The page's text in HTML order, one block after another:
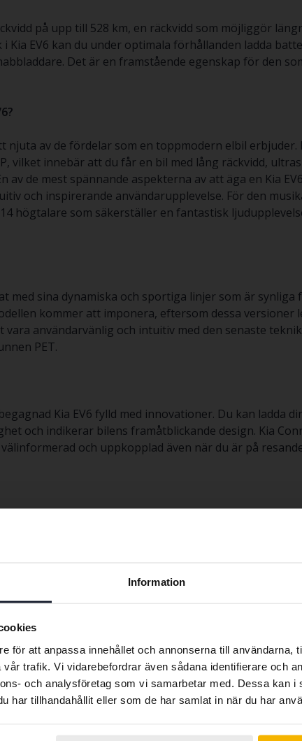
Information
för att anpassa innehållet och annonserna till användarna,
trafik. Vi vidarebefordrar även sådana identifierare och
och analysföretag som vi samarbetar med. Dessa kan i
har tillhandahållit eller som de har samlat in när du har
på upp till 528 km, en räckvidd som möjliggör
Kia EV6 kan du under optimala förhållanden ladda
Det är en framstående egenskap för den
njuta av de fördelar som en toppmodern elbil erbjuder.
vilket innebär att du får en bil med lång räckvidd,
av de mest spännande aspekterna av att äga en Kia
och inspirerande användarupplevelse. För den
högtalare som säkerställer en fantastisk
med sina dynamiska och sportiga linjer som är
kommer att imponera, eftersom dessa versioner
användarvänlig och intuitiv med den senaste
PET.
Kia EV6 fylld med innovationer. Du kan ladda
och indikerar bilens framåtblickande design. Kia
och uppkopplad även när du är på
är en begagnad Kia EV6 GT ett lämpligare val.
basmodellen men med en ännu sportigare känsla
du får en bil som fokuserar på en fin körupplevelse,
laddningstiden, den rymliga kupén, eller den
för framtidens mobilitet.
KIA Soul
Preferred language
preferences than Swedish. To better service our friends
abroad we have an English language site (kvdcars.com)
contains all the same vehicles and services.
Continue in